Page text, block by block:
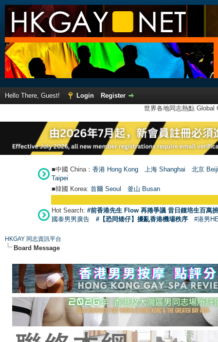
Hello There, Guest! Login
Register
世界各地同志熱點
■中國 China： 香港 Hong Kong 上海 Shanghai
北京
Taipei
■韓國 Korea: 首爾 Seoul 釜山 Busan
Hot Search: #前香港先生 Flow 再捲爭議 昔日鍾培生百萬
國泰男男廣告
#【恐同矮仔】擾亂香港機場秩序 #港男
HKGAY 同志資訊平台
Board Message